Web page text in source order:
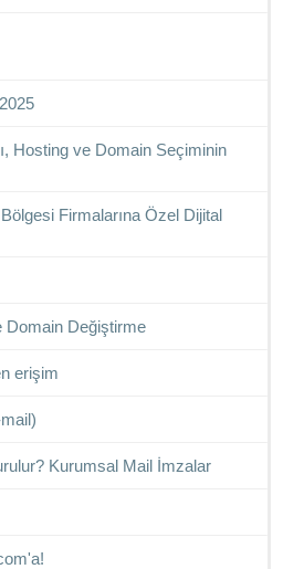
Hosting ve Domain Seçiminin
Firmalarına Özel Dijital
Domain Değiştirme
erişim
Kurumsal Mail İmzalar